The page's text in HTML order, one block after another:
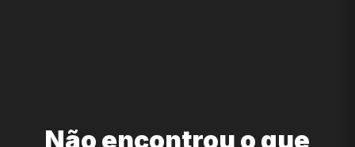
Não encontrou o que